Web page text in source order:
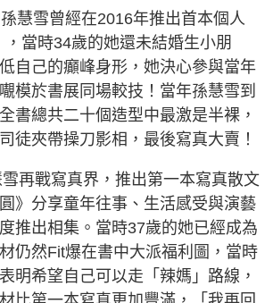
慧雪曾經在2016年推出首本個人
當時34歲的她還未結婚生小朋
自己的癲峰身形，她決心參與當年
模於書展同場較技！當年孫慧雪到
書總共二十個造型中最激是半裸，
徒夾帶操刀影相，最後寫真大賣！
再戰寫真界，推出第一本寫真散文
》分享童年往事、生活感受與演藝
推出相集。當時37歲的她已經成為
仍然Fit爆在書中大派福利圖，當時
明希望自己可以走「辣媽」路線，